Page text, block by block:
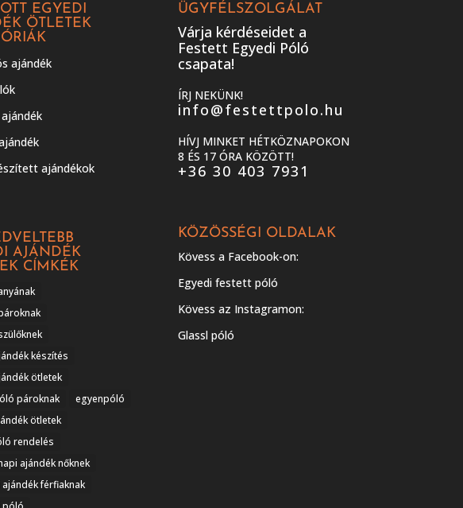
EGYEDI
ÖTLETEK
ajándék
ajándékok
AJÁNDÉK
CÍMKÉK
készítés
ötletek
pároknak
egyenpóló
ötletek
rendelés
ajándék nőknek
férfiaknak
ÜGYFÉLSZOLGÁLAT
Várja kérdéseidet a
Festett Egyedi Póló
csapata!
ÍRJ NEKÜNK!
info@festettpolo.hu
HÍVJ MINKET HÉTKÖZNAPOKON
8 ÉS 17 ÓRA KÖZÖTT!
+36 30 403 7931
KÖZÖSSÉGI OLDALAK
Kövess a Facebook-on:
Egyedi festett póló
Kövess az Instagramon:
Glassl póló